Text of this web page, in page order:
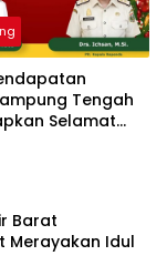
Tengah
Selamat
Barat
Merayakan Idul